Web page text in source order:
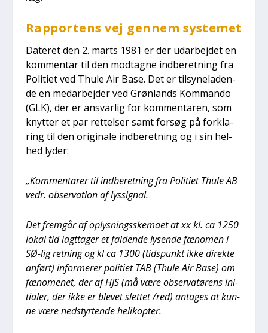
Rap­por­tens vej gen­nem syste­met
Date­ret den 2. marts 1981 er der udar­bej­det en
kom­men­tar til den mod­tag­ne ind­be­ret­ning fra
Poli­ti­et ved Thu­le Air Base. Det er til­sy­ne­la­den­
de en med­ar­bej­der ved Grøn­lands Kom­man­do
(GLK), der er ansvar­lig for kom­men­ta­ren, som
knyt­ter et par ret­tel­ser samt for­søg på for­kla­
ring til den ori­gi­na­le ind­be­ret­ning og i sin hel­
hed lyder:
„Kom­men­ta­rer til ind­be­ret­ning fra Poli­ti­et Thu­le AB
vedr. obser­va­tion af lys­sig­nal.
Det frem­går af oplys­nings­ske­ma­et at xx kl. ca 1250
lokal tid iagt­ta­ger et fal­den­de lysen­de fæno­men i
SØ-lig ret­ning og kl ca 1300 (tids­punkt ikke direk­te
anført) infor­me­rer poli­ti­et TAB (Thu­le Air Base) om
fæno­me­net, der af HJS (må være obser­va­tø­rens ini­
ti­a­ler, der ikke er ble­vet slet­tet /red) anta­ges at kun­
ne være nedstyr­ten­de heli­kop­ter.